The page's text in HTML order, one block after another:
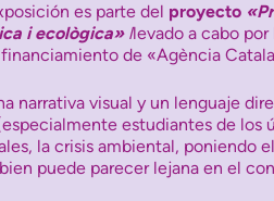
es parte del proyecto
i ecològica» llevado a cabo
de «Agència
narrativa visual y un lenguaje
estudiantes de los
la crisis ambiental, poniendo
puede parecer lejana en el